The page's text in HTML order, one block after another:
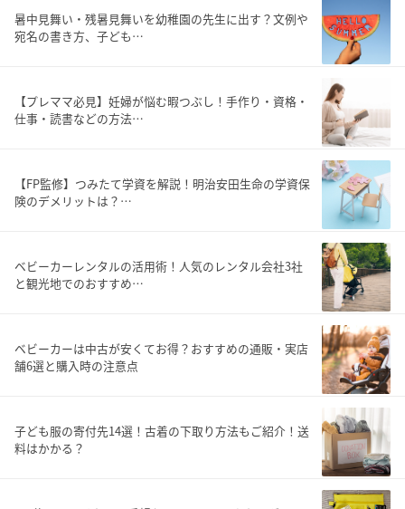
暑中見舞い・残暑見舞いを幼稚園の先生に出す？文例や
宛名の書き方、子ども…
【プレママ必見】妊婦が悩む暇つぶし！手作り・資格・
仕事・読書などの方法…
【FP監修】つみたて学資を解説！明治安田生命の学資保
険のデメリットは？…
ベビーカーレンタルの活用術！人気のレンタル会社3社
と観光地でのおすすめ…
ベビーカーは中古が安くてお得？おすすめの通販・実店
舗6選と購入時の注意点
子ども服の寄付先14選！古着の下取り方法もご紹介！送
料はかかる？